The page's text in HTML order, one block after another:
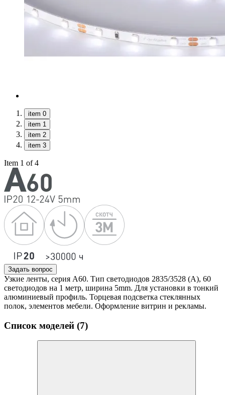
item 0
item 1
item 2
item 3
Item 1 of 4
Задать вопрос
Узкие ленты, серия А60. Тип светодиодов 2835/3528 (А), 60
светодиодов на 1 метр, ширина 5mm. Для установки в тонкий
алюминиевый профиль. Торцевая подсветка стеклянных
полок, элементов мебели. Оформление витрин и рекламы.
Список моделей (7)